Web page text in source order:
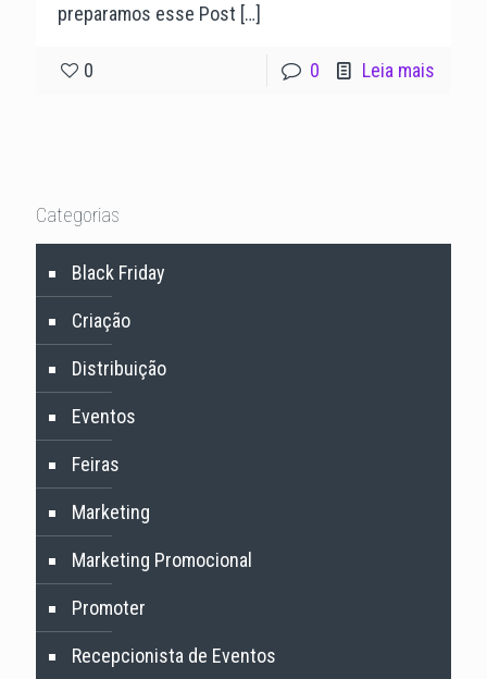
preparamos esse Post […]
0 0 Leia mais
Categorias
Black Friday
Criação
Distribuição
Eventos
Feiras
Marketing
Marketing Promocional
Promoter
Recepcionista de Eventos